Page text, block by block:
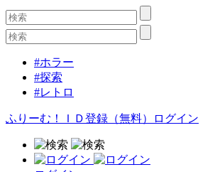
#ホラー
#探索
#レトロ
ふりーむ！ＩＤ登録（無料） ログイン